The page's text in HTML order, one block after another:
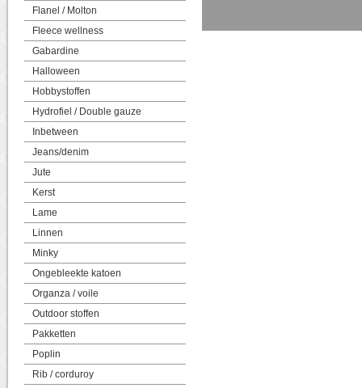
Flanel / Molton
Fleece wellness
Gabardine
Halloween
Hobbystoffen
Hydrofiel / Double gauze
Inbetween
Jeans/denim
Jute
Kerst
Lame
Linnen
Minky
Ongebleekte katoen
Organza / voile
Outdoor stoffen
Pakketten
Poplin
Rib / corduroy